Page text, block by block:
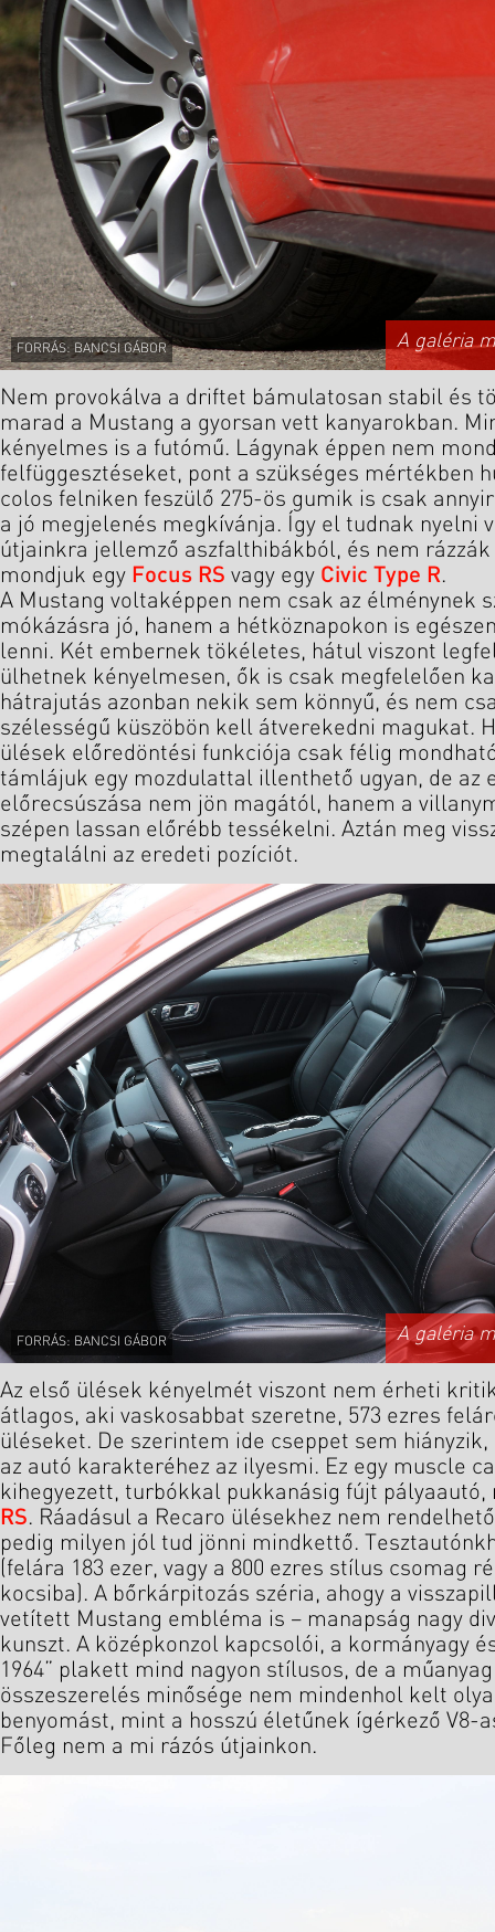
FORRÁS: BANCSI GÁBOR A galéria
Nem provokálva a driftet bámulatosan stabil és
marad a Mustang a gyorsan vett kanyarokban.
kényelmes is a futómű. Lágynak éppen nem
felfüggesztéseket, pont a szükséges mértékben
colos felniken feszülő 275-ös gumik is csak
a jó megjelenés megkívánja. Így el tudnak nyelni
útjainkra jellemző aszfalthibákból, és nem
mondjuk egy Focus RS vagy egy Civic Type R.
A Mustang voltaképpen nem csak az élménynek
mókázásra jó, hanem a hétköznapokon is
lenni. Két embernek tökéletes, hátul viszont
ülhetnek kényelmesen, ők is csak megfelelően
hátrajutás azonban nekik sem könnyű, és nem
szélességű küszöbön kell átverekedni magukat.
ülések előredöntési funkciója csak félig
támlájuk egy mozdulattal illenthető ugyan, de az
előrecsúszása nem jön magától, hanem a
szépen lassan előrébb tessékelni. Aztán meg
megtalálni az eredeti pozíciót.
FORRÁS: BANCSI GÁBOR A galéria
Az első ülések kényelmét viszont nem érheti
átlagos, aki vaskosabbat szeretne, 573 ezres
üléseket. De szerintem ide cseppet sem
az autó karakteréhez az ilyesmi. Ez egy muscle
kihegyezett, turbókkal pukkanásig fújt
RS. Ráadásul a Recaro ülésekhez nem
pedig milyen jól tud jönni mindkettő.
(felára 183 ezer, vagy a 800 ezres stílus csomag
kocsiba). A bőrkárpitozás széria, ahogy a
vetített Mustang embléma is – manapság nagy
kunszt. A középkonzol kapcsolói, a kormányagy
1964” plakett mind nagyon stílusos, de a
összeszerelés minősége nem mindenhol kelt
benyomást, mint a hosszú életűnek ígérkező V8-
Főleg nem a mi rázós útjainkon.